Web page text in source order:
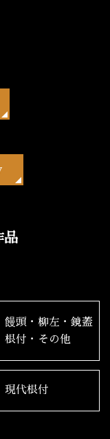
品
饅頭・柳左・鏡蓋
根付・その他
現代根付